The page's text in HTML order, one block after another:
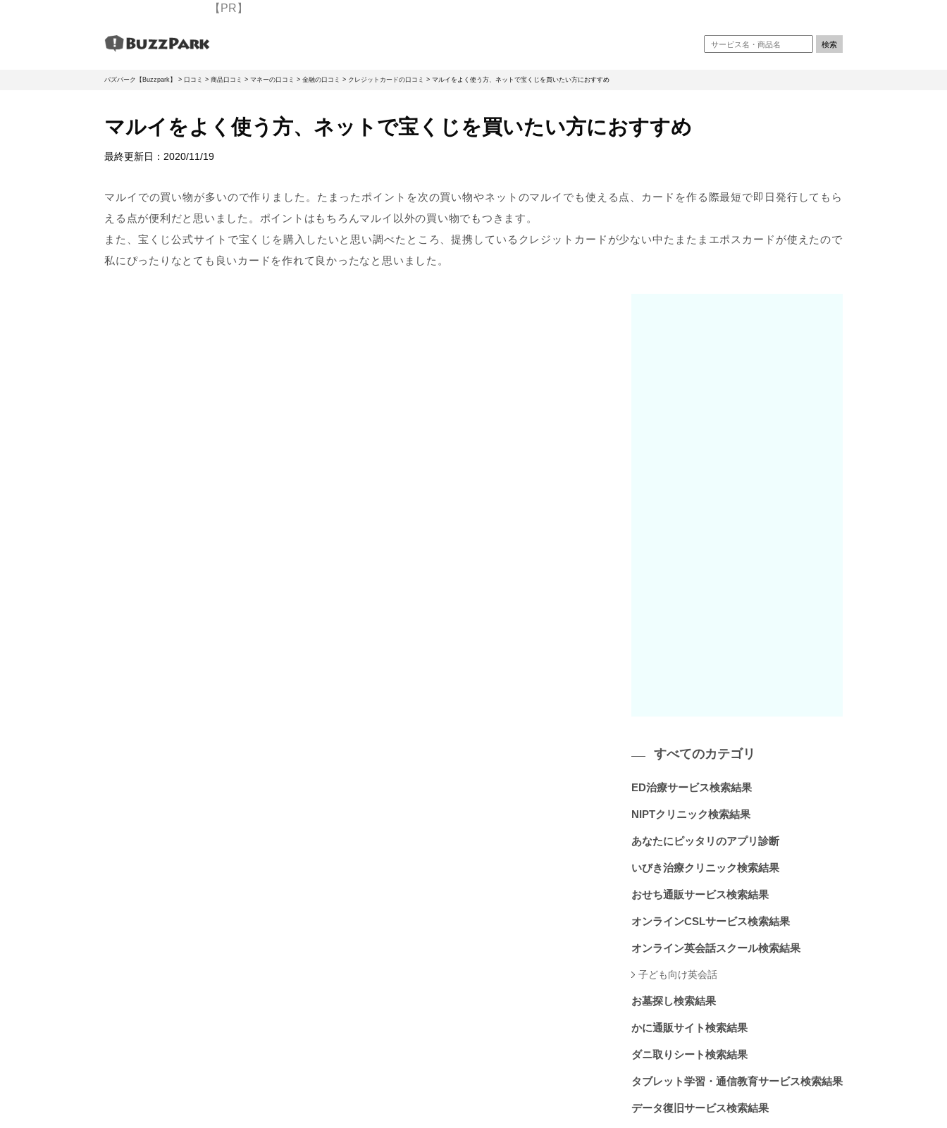
【PR】
バズパーク【Buzzpark】 > 口コミ > 商品口コミ > マネーの口コミ > 金融の口コミ > クレジットカードの口コミ > マルイをよく使う方、ネットで宝くじを買いたい方におすすめ
マルイをよく使う方、ネットで宝くじを買いたい方におすすめ
最終更新日： 2020/11/19
マルイでの買い物が多いので作りました。たまったポイントを次の買い物やネットのマルイでも使える点、カードを作る際最短で即日発行してもら
える点が便利だと思いました。ポイントはもちろんマルイ以外の買い物でもつきます。
また、宝くじ公式サイトで宝くじを購入したいと思い調べたところ、提携しているクレジットカードが少ない中たまたまエポスカードが使えたので
私にぴったりなとても良いカードを作れて良かったなと思いました。
すべてのカテゴリ
ED治療サービス検索結果
NIPTクリニック検索結果
あなたにピッタリのアプリ診断
いびき治療クリニック検索結果
おせち通販サービス検索結果
オンラインCSLサービス検索結果
オンライン英会話スクール検索結果
子ども向け英会話
お墓探し検索結果
かに通販サイト検索結果
ダニ取りシート検索結果
タブレット学習・通信教育サービス検索結果
データ復旧サービス検索結果